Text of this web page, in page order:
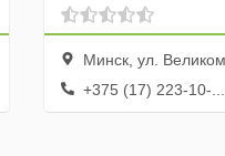
Минск, ул.
+375 (17) 223-10-...